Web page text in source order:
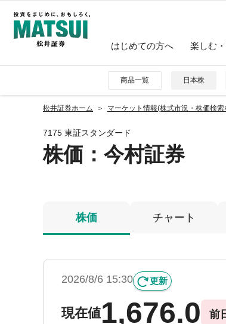
はじめての方へ 楽しむ
商品一覧 日本株
松井証券ホーム マーケット情報(株式市況・株価検索
7175 東証スタンダード
株価 ：今村証券
株価 チャート
2026/8/6 15:30 更新
現在値1,676.0 前